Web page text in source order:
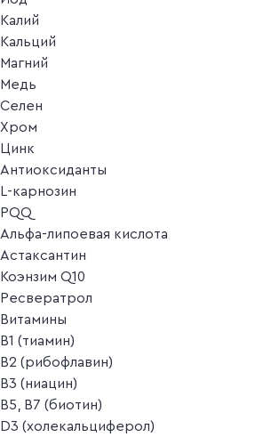
Калий
Кальций
Магний
Медь
Селен
Хром
Цинк
Антиоксиданты
L-карнозин
PQQ
Альфа-липоевая кислота
Астаксантин
Коэнзим Q10
Ресвератрол
Витамины
B1 (тиамин)
B2 (рибофлавин)
B3 (ниацин)
B5, B7 (биотин)
D3 (холекальциферол)